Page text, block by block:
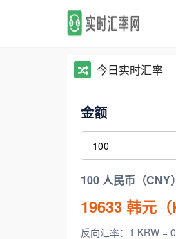
今日实时汇率
金额
100 人民币（CNY
19633韩元（
反向汇率：1 KRW =